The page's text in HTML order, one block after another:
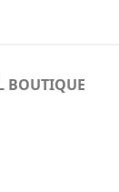
BOUTIQUE